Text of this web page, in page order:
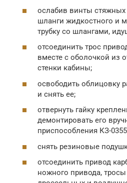
ослабив винты стяжных
шланги жидкостного и
трубку со шлангами,
отсоединить трос
вместе с оболочкой из
стенки кабины;
освободить облицовку
и снять ее;
отвернуть гайку
демонтировать его
приспособления КЗ-
снять резиновые
отсоединить привод
ножного привода,